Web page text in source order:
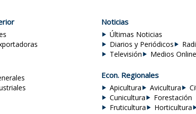
Noticias
Últimas Noticias
Diarios y Periódicos
Televisión
Medios Online
Econ. Regionales
Apicultura Avicultura
Cunicultura
Forestación
Fruticultura
Horticultura